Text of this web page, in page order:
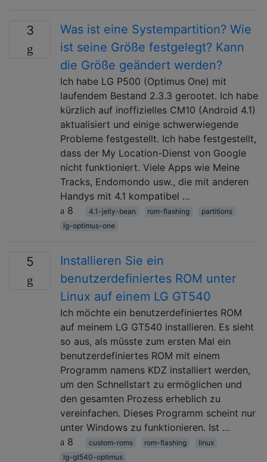
3
Was ist eine Systempartition? Wie
ist seine Größe festgelegt? Kann
die Größe geändert werden?
Ich habe LG P500 (Optimus One) mit
laufendem Bestand 2.3.3 gerootet. Ich habe
kürzlich auf inoffizielles CM10 (Android 4.1)
aktualisiert und einige schwerwiegende
Probleme festgestellt. Ich habe festgestellt,
dass der My Location-Dienst von Google
nicht funktioniert. Viele Apps wie Meine
Tracks, Endomondo usw., die mit anderen
Handys mit 4.1 kompatibel …
8
4.1-jelly-bean rom-flashing
partitions
lg-optimus-one
5
Installieren Sie ein
benutzerdefiniertes ROM unter
Linux auf einem LG GT540
Ich möchte ein benutzerdefiniertes ROM
auf meinem LG GT540 installieren. Es sieht
so aus, als müsste zum ersten Mal ein
benutzerdefiniertes ROM mit einem
Programm namens KDZ installiert werden,
um den Schnellstart zu ermöglichen und
den gesamten Prozess erheblich zu
vereinfachen. Dieses Programm scheint nur
unter Windows zu funktionieren. Ist …
8
custom-roms rom-flashing
linux
lg-gt540-optimus